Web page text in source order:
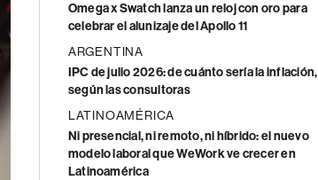
Omega x Swatch lanza un reloj con oro para
celebrar el alunizaje del Apollo 11
ARGENTINA
IPC de julio 2026: de cuánto sería la inflación,
según las consultoras
LATINOAMÉRICA
Ni presencial, ni remoto, ni híbrido: el nuevo
modelo laboral que WeWork ve crecer en
Latinoamérica